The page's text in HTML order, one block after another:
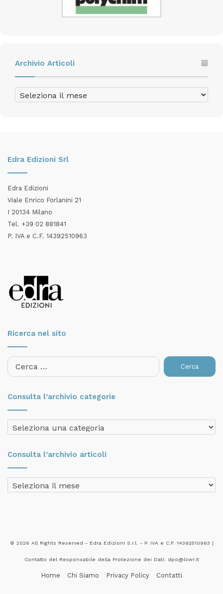
Archivio Articoli
Archivio
Articoli
Edra Edizioni Srl
Edra Edizioni
Viale Enrico Forlanini 21
I 20134 Milano
Tel. +39 02 881841
P. IVA e C.F. 14392510963
Ricerca nel sito
Ricerca
per:
Consulta l’archivio categorie
Consulta
l’archivio
Consulta l’archivio articoli
Consulta
l’archivio
© 2026 All Rights Reserved - Edra Edizioni S.r.l. - P. IVA e C.F. 14392510963 |
Contatto del Responsabile della Protezione dei Dati: dpo@lswr.it
Home Chi Siamo Privacy Policy Contatti